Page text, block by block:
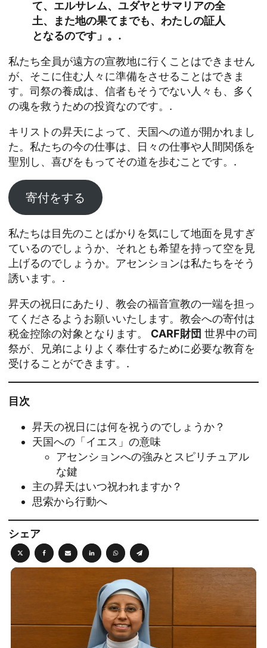
て、エルサレム、ユダヤとサマリアの全
土、また地の果てまでも、わたしの証人
となるのです」。.
私たち全員が遠方の宣教地に行くことはできません
が、そこに住む人々に準備をさせることはできま
す。司祭の養成は、信者もそうでない人々も、多く
の魂を救うための投資なのです。.
キリストの昇天によって、天国への道が開かれまし
た。私たちの今の仕事は、日々の仕事や人間関係を
聖別し、喜びをもってその道を歩むことです。.
寄付をする
私たちは目先のことばかりを気にして地面を見すぎ
ているのでしょうか、それとも希望を持って空を見
上げるのでしょうか。アセンションは私たちをそう
誘います。.
昇天の祝日にあたり、教会の福音宣教の一端を担っ
てくださるようお願いいたします。教会への寄付は
税金控除の対象となります。 CARF財団 世界中の司
祭が、兄弟によりよく奉仕するために必要な教育を
受けることができます。.
目次
昇天の祝日には何を祝うのでしょうか？
天国への「イエス」の意味
アセンションへの強みとスピリチュアル
な鍵
主の昇天はいつ祝われますか？
思索から行動へ
シェア